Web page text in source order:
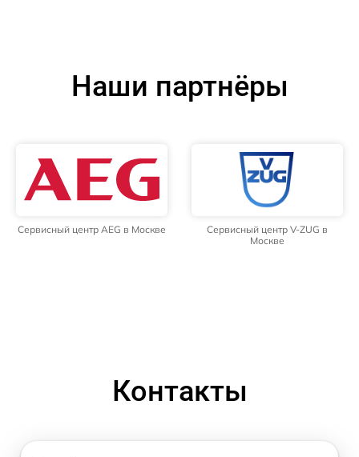
Наши партнёры
Сервисный центр AEG в Москве
Сервисный центр V-ZUG в
Москве
Контакты